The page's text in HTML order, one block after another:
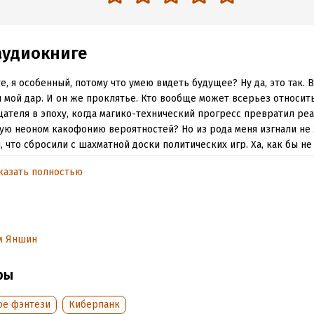
я особенный, потому что умею видеть будущее? Ну да, это так.
мой дар. И он же проклятье. Кто вообще может всерьез
в эпоху, когда магико-технический прогресс превратил
неоном какофонию вероятностей? Но из рода меня изгнали не
что сбросили с шахматной доски политических игр. Ха, как бы не
чем я рассчитывал. Не дал мне толком все подготовить. Так что
информация
27 февраля 2026
полностью
Яншин
фэнтези Киберпанк